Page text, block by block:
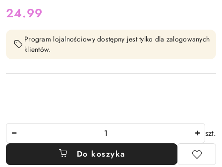
cena:
24.99
Program lojalnościowy dostępny jest tylko dla zalogowanych
klientów.
szt.
Do koszyka